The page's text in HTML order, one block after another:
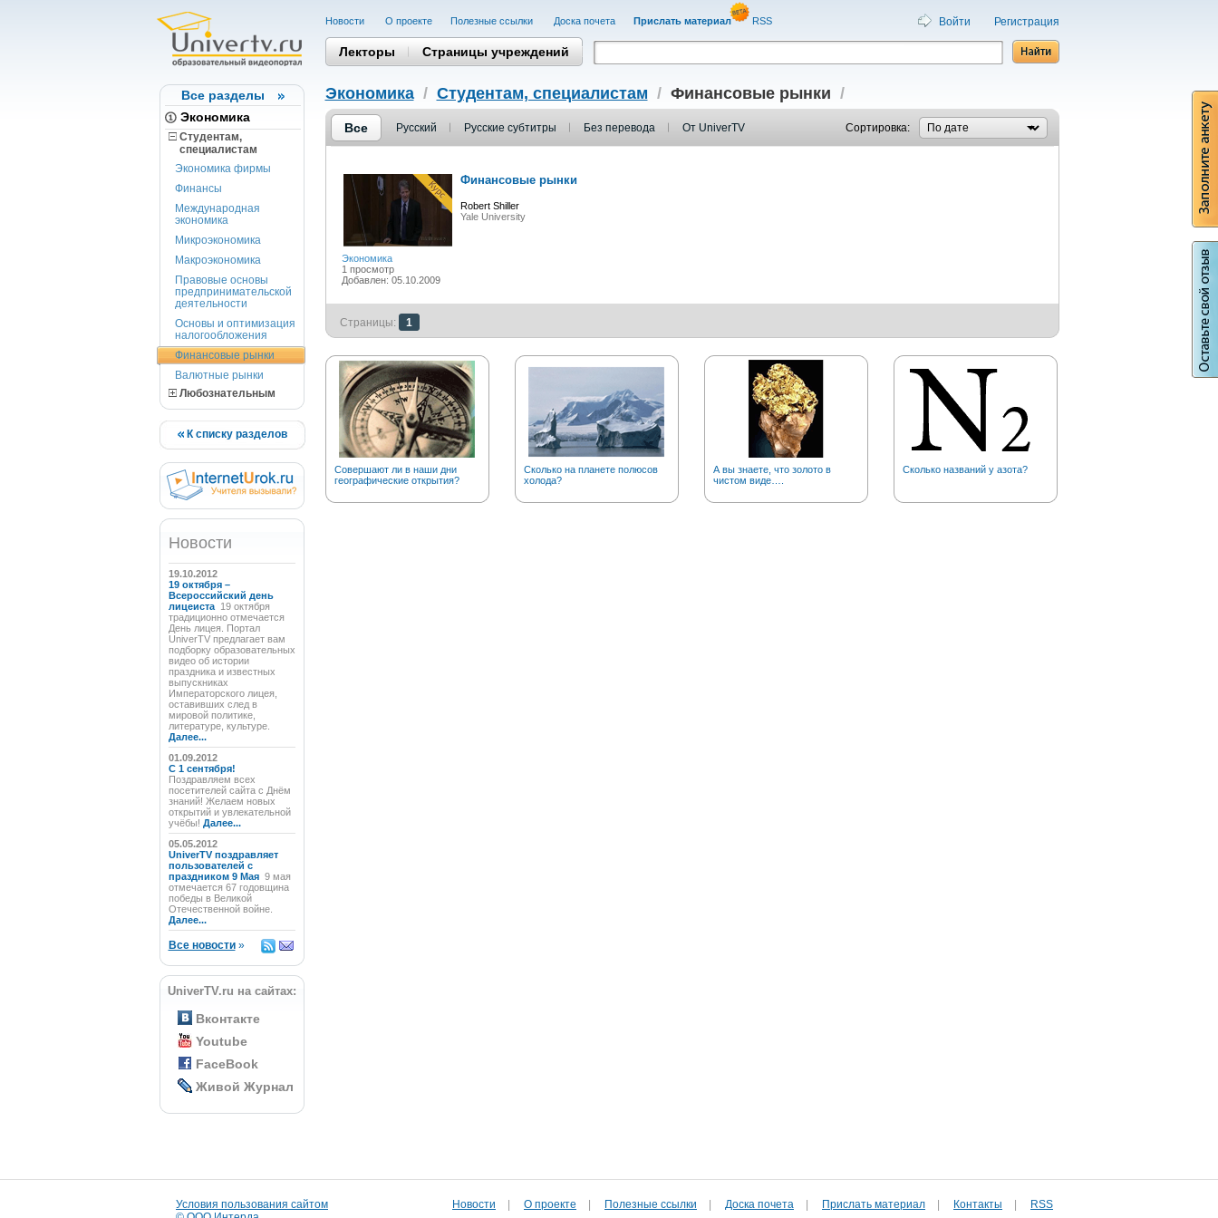
Все разделы
Экономика
Студентам,
cпециалистам
Экономика фирмы
Финансы
Международная
экономика
Микроэкономика
Макроэкономика
Правовые основы
предпринимательской
деятельности
Основы и оптимизация
налогообложения
Финансовые рынки
Валютные рынки
Любознательным
К списку разделов
Новости
19.10.2012
19 октября –
Всероссийский день
лицеиста 19 октября
традиционно отмечается
День лицея. Портал
UniverTV предлагает вам
подборку образовательных
видео об истории
праздника и известных
выпускниках
Императорского лицея,
оставивших след в
мировой политике,
литературе, культуре.
Далее...
01.09.2012
C 1 сентября!
Поздравляем всех
посетителей сайта с Днём
знаний! Желаем новых
открытий и увлекательной
учёбы! Далее...
05.05.2012
UniverTV поздравляет
пользователей с
праздником 9 Мая 9 мая
отмечается 67 годовщина
победы в Великой
Отечественной войне.
Далее...
Все новости»
UniverTV.ru на сайтах:
Вконтакте
Youtube
FaceBook
Живой Журнал
Новости О проекте Полезные cсылки Доска почета Прислать материал RSS Войти Регистрация
Лекторы Страницы учреждений
Экономика/ Студентам, cпециалистам / Финансовые рынки /
Все Русский Русские субтитры Без перевода От UniverTV Сортировка:
Экономика
1 просмотр
Добавлен: 05.10.2009
Финансовые рынки
Robert Shiller
Yale University
Страницы: 1
Совершают ли в наши дни
географические открытия?
Сколько на планете полюсов
холода?
А вы знаете, что золото в
чистом виде….
Сколько названий у азота?
Условия пользования сайтом
Новости О проекте Полезные cсылки Доска почета Прислать материал Контакты RSS